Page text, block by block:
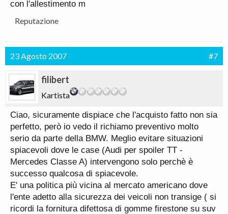
con l'allestimento m
Reputazione
23 Agosto 2007 #7
filibert
Kartista
Ciao, sicuramente dispiace che l'acquisto fatto non sia
perfetto, però io vedo il richiamo preventivo molto
serio da parte della BMW. Meglio evitare situazioni
spiacevoli dove le case (Audi per spoiler TT -
Mercedes Classe A) intervengono solo perchè è
successo qualcosa di spiacevole.
E' una politica più vicina al mercato americano dove
l'ente adetto alla sicurezza dei veicoli non transige ( si
ricordi la fornitura difettosa di gomme firestone su suv